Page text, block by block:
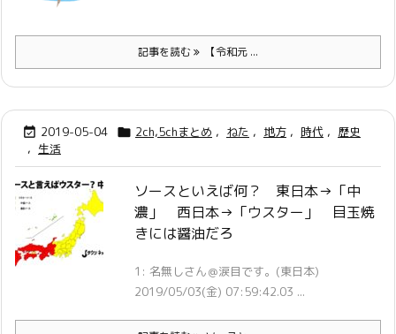
記事を読む 【令和元 ...
 2019-05-04  2ch,5chまとめ , ねた , 地方 , 時代 , 歴史
, 生活
ソースといえば何？ 東日本→「中
濃」 西日本→「ウスター」 目玉焼
きには醤油だろ
1: 名無しさん＠涙目です。(東日本)
2019/05/03(金) 07:59:42.03 ...